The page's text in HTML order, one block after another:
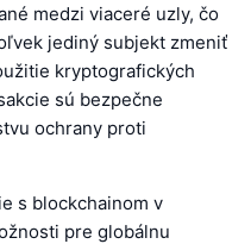
medzi viaceré uzly, čo
jediný subjekt zmeniť
kryptografických
sú bezpečne
ochrany proti
s blockchainom v
pre globálnu